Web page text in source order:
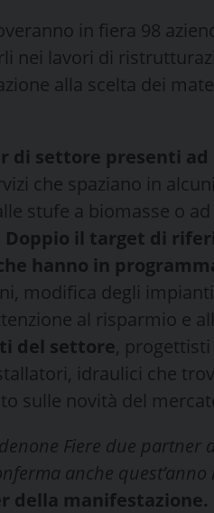
in fiera 98
nei lavori di
alla scelta dei
di settore presenti ad
che spaziano in
stufe a biomasse o
Doppio il target di
hanno in
modifica degli
al risparmio e
del settore,
idraulici che
sulle novità del
Fiere due
anche
della